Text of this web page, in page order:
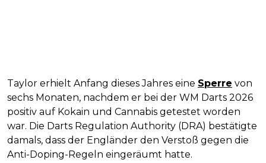
Taylor erhielt Anfang dieses Jahres eine Sperre von
sechs Monaten, nachdem er bei der WM Darts 2026
positiv auf Kokain und Cannabis getestet worden
war. Die Darts Regulation Authority (DRA) bestätigte
damals, dass der Engländer den Verstoß gegen die
Anti-Doping-Regeln eingeräumt hatte.